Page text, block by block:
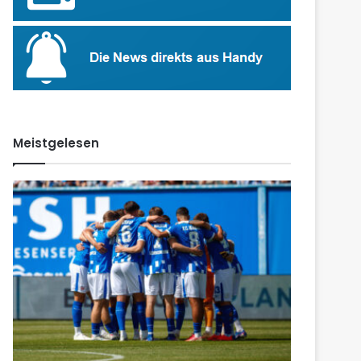
Meistgelesen